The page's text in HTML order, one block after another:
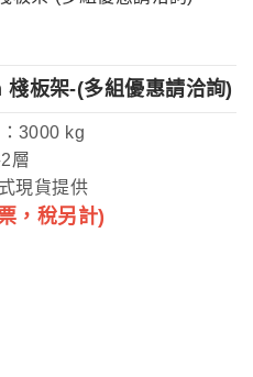
板架-(多組優惠請洽詢)
3000 kg
層
現貨提供
，稅另計)